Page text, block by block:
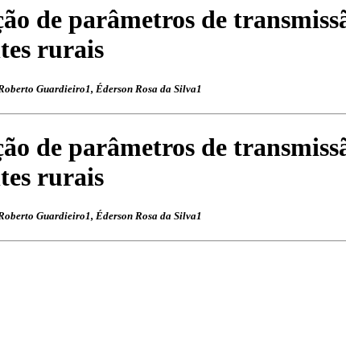
de parâmetros de
rurais
Guardieiro1, Éderson Rosa da Silva1
de parâmetros de
rurais
Guardieiro1, Éderson Rosa da Silva1